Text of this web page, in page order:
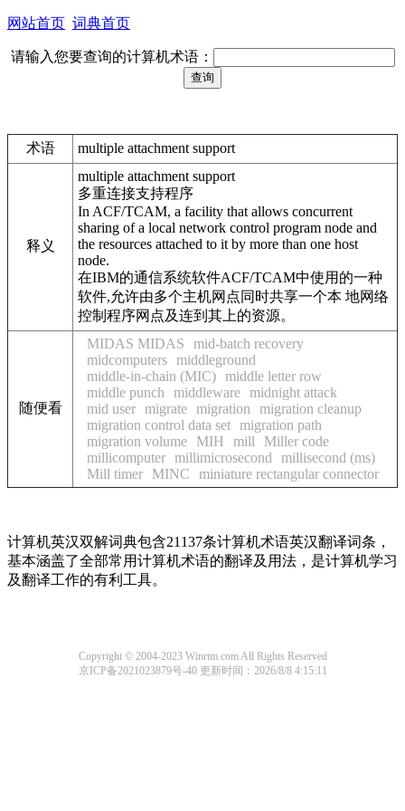
网站首页 词典首页
请输入您要查询的计算机术语：
术语 multiple attachment support
释义
multiple attachment support
多重连接支持程序
In ACF/TCAM, a facility that allows concurrent
sharing of a local network control program node and
the resources attached to it by more than one host
node.
在IBM的通信系统软件ACF/TCAM中使用的一种
软件,允许由多个主机网点同时共享一个本 地网络
控制程序网点及连到其上的资源。
随便看
MIDAS MIDAS
mid-batch recovery
midcomputers middleground
middle-in-chain (MIC) middle letter row
middle punch
middleware midnight attack
mid user migrate migration
migration cleanup
migration control data set migration path
migration volume
MIH mill
Miller code
millicomputer millimicrosecond
millisecond (ms)
Mill timer
MINC miniature rectangular connector
计算机英汉双解词典包含21137条计算机术语英汉翻译词条，
基本涵盖了全部常用计算机术语的翻译及用法，是计算机学习
及翻译工作的有利工具。
Copyright © 2004-2023 Winrtm.com All Rights Reserved
京ICP备2021023879号-40 更新时间：2026/8/8 4:15:11